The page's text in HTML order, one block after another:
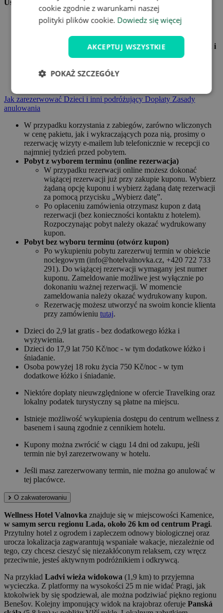
Usługi:
Butelka wina musującego w pokoju
pobytów na 2 lub więcej nocy)
20% zniżki na wejście na basen (tylko przy pobytach na 2 i
Plac zabaw dla dzieci
Jak zarezerwować Dzieci i inni podróżujący Dopłaty Zasady
anulowania
W przypadku korzystania z zabiegów, zarówno wliczonych
w cenę pakietu, jak i wykraczających poza nią, prosimy o
rezerwację wizyty e-mailem lub telefonicznie w recepcji co
najmniej tydzień przed pobytem.
Pobyt z wyborem terminu (online rezerwacja)
W przypadku rezerwacji online możesz dokonać
wiążącej rezerwacji już przy zakupie kuponu. Wybierz
żądaną opcję kuponu i wybierz żądaną datę rezerwacji
za pomocą przycisku „Wybierz datę”.
Po opłaceniu zamówienia otrzymasz kupon z datą
rezerwacji (bez konieczności kontaktu z hotelem).
Rozpoczynając pobyt należy okazać wydrukowany
kupon.
Pobyt bez wyboru terminu (otwórz kupon)
Po wykupieniu pobytu zarezerwuj termin w obiekcie
noclegowym (info@hotelvalnovka.cz, +420 722 733
291). Do wiążącej rezerwacji wymagany jest numer
kuponu. Zameldowanie możliwe jest wyłącznie po
dokonaniu ważnej rezerwacji. W momencie
zameldowania należy okazać wydrukowany kupon.
Rezerwację możesz utworzyć na swoim koncie klienta
przy zamówieniu tutaj.
Dzieci do 2,9 lat gratis - bez dodatkowego łóżka i
wyżywienia.
Dzieci do 17,9 lat 750 Kč/noc - w tym dodatkowe łóżko i
śniadanie.
Osoba powyżej 18 roku życia 750 Kč/noc - w tym
dodatkowe łóżko i śniadanie.
Niektóre dopłaty nieuwzględnione w ofercie Travelking oraz
lokalny podatek turystyczny są płatne na miejscu.
Istnieje możliwość wykupienia dostępu do centrum wellness z
basenem i sauną zgodnie z cennikiem hotelu.
Kupony można zwrócić w ciągu 14 dni od zakupu, jeśli
termin nie był zarezerwowany w hotelu.
Jeśli masz zarezerwowany termin, nie można go anulować w
tej placówce.
O zakwaterowaniu
Wellness Hotel Valnovka znajduje się w miejscowości Kamenice,
w samym sercu regionu Lada, około 26 km od centrum Pragi.
Przytulny hotel z ogrodem i zapleczem odnowy biologicznej oraz
urocza lokalizacja zagwarantują wspaniałe wakacje, niezależnie od
tego, czy chcesz cieszyć się niezakłóconym relaksem, czy wręcz
przeciwnie, jesteś aktywnym podróżnikiem i odkrywcą.
Na przykład Ladvi wieża widokowa (1,9 km) to przyjemna
wycieczka. Z platformy na wysokości 25 m nie widać Pragi, jak
ktokolwiek by się spodziewał, ale można podziwiać piękno regionu
Benešov. Kolejny imponujący widok na krajobraz oferuje Panská
cookie zgodnie z warunkami naszej
polityki plików cookie. Dowiedz się więcej
AKCEPTUJ WSZYSTKIE
POKAŻ SZCZEGÓŁY